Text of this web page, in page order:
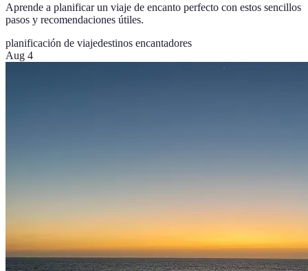
Aprende a planificar un viaje de encanto perfecto con estos sencillos
pasos y recomendaciones útiles.
planificación de viajedestinos encantadores
Aug 4